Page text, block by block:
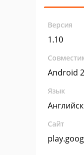
Версия
1.10
Android
Язык
Сайт